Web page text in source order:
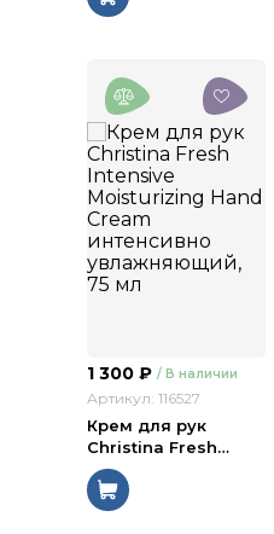
1 300 ₽ / В наличии
Артикул: 116527
Крем для рук
Christina Fresh…